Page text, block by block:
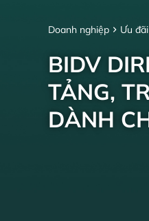
Doanh nghiệp Ưu đãi
BIDV
TẢNG,
DÀNH